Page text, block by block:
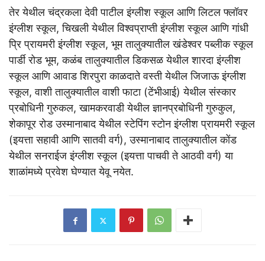
तेर येथील चंद्रकला देवी पाटील इंग्लीश स्कूल आणि लिटल फ्लॉवर
इंग्लीश स्कूल, चिखली येथील विश्वप्राप्ती इंग्लीश स्कूल आणि गांधी
प्रि प्रायमरी इंग्लीश स्कूल, भूम तालुक्यातील खंडेश्वर पब्लीक स्कूल
पार्डी रोड भूम, कळंब तालुक्यातील डिकसळ येथील शारदा इंग्लीश
स्कूल आणि आवाड शिरपुरा काळदाते वस्ती येथील जिजाऊ इंग्लीश
स्कूल, वाशी तालुक्यातील वाशी फाटा (टेंभीआई) येथील संस्कार
प्रबोधिनी गुरुकल, खामकरवाडी येथील ज्ञानप्रबोधिनी गुरुकुल,
शेकापूर रोड उस्मानाबाद येथील स्टेपिंग स्टोन इंग्लीश प्रायमरी स्कूल
(इयत्ता सहावी आणि सातवी वर्ग), उस्मानाबाद तालुक्यातील कोंड
येथील सनराईज इंग्लीश स्कूल (इयत्ता पाचवी ते आठवी वर्ग) या
शाळांमध्ये प्रवेश घेण्यात येवू नयेत.